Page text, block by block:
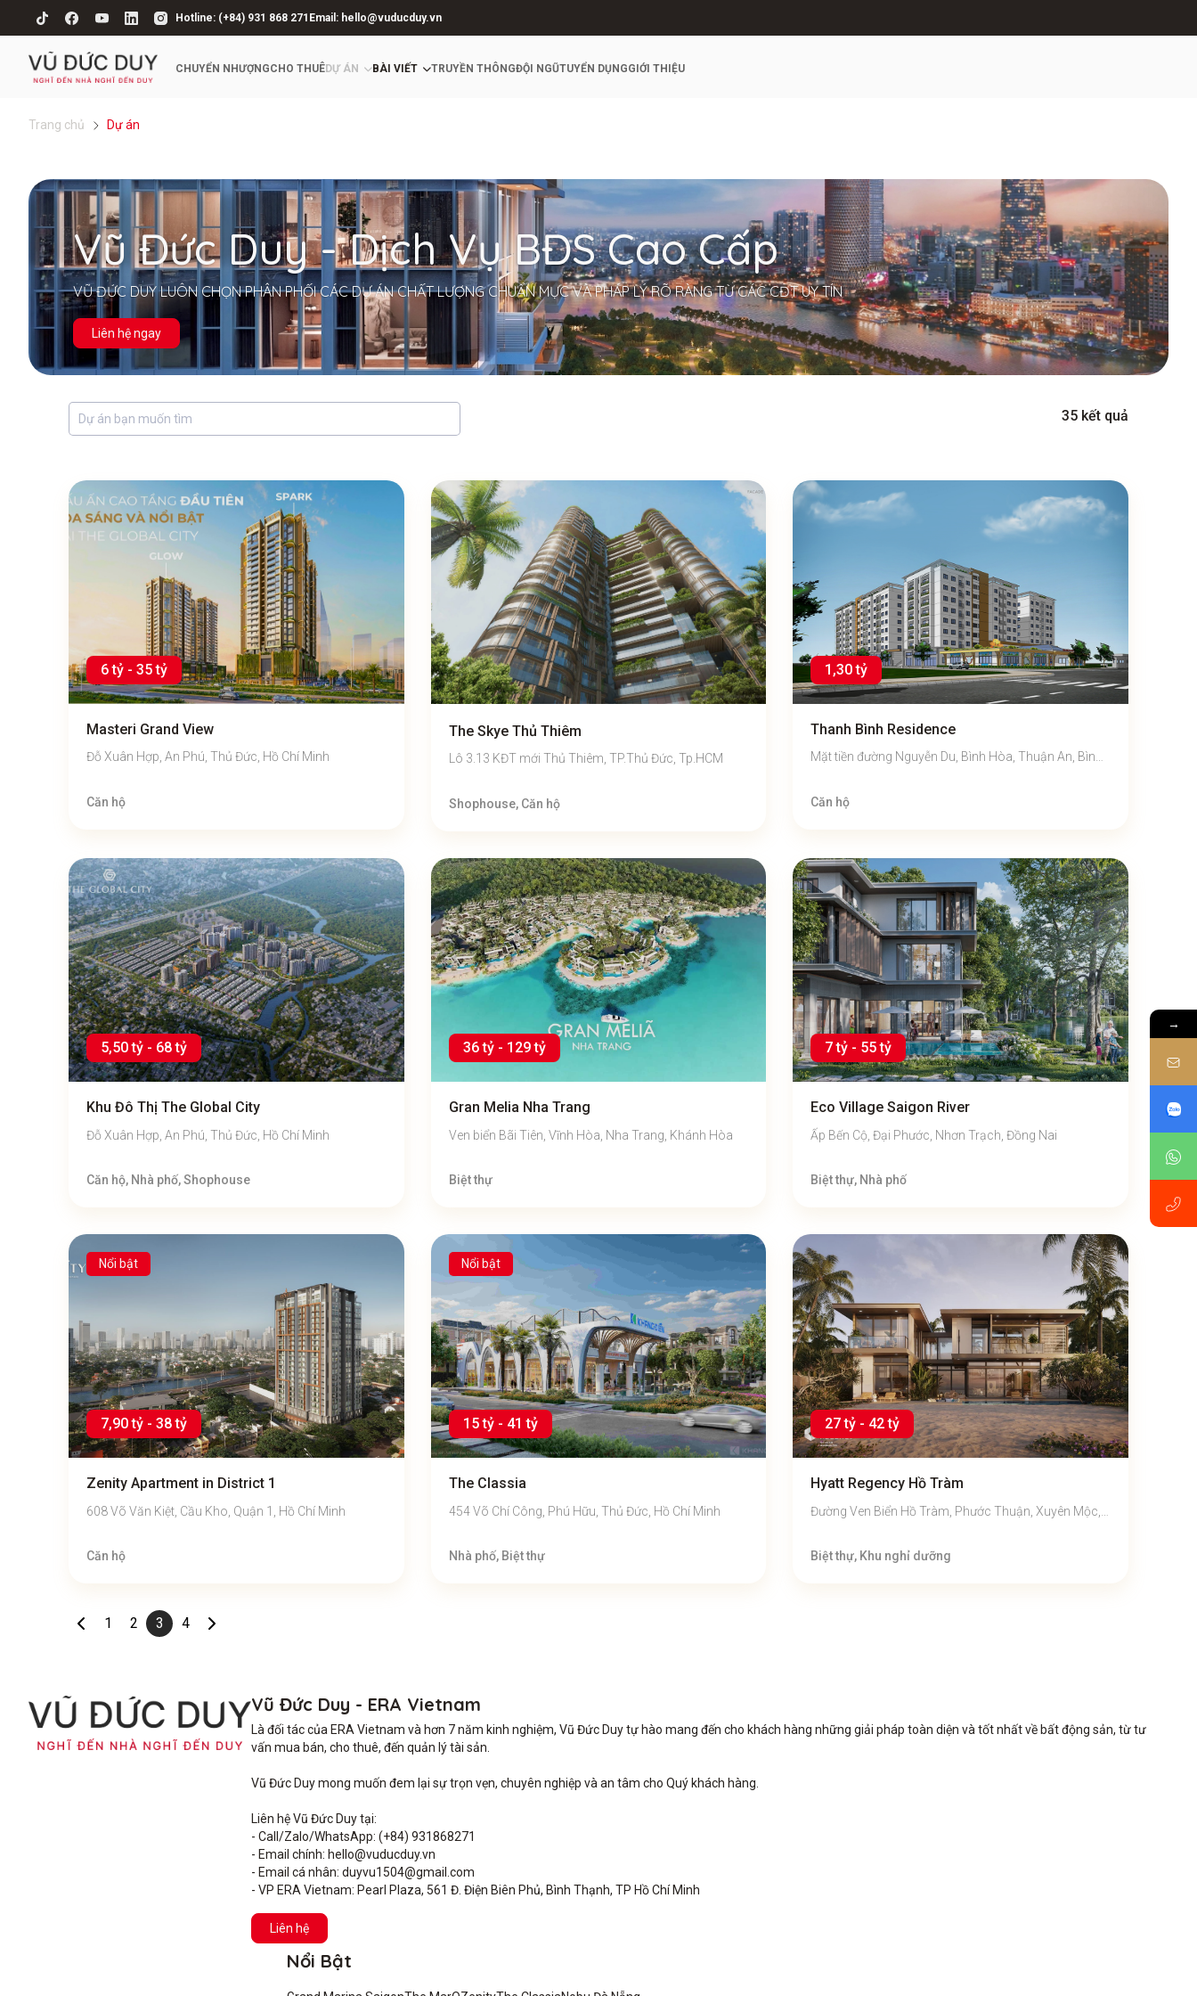
Hotline: (+84) 931 868 271 Email: hello@vuducduy.vn
CHUYỂN NHƯỢNGCHO THUÊDỰ ÁN BÀI VIẾT TRUYỀN THÔNGĐỘI NGŨTUYỂN DỤNGGIỚI THIỆU
Trang chủ Dự án
Vũ Đức Duy - Dịch Vụ BĐS Cao Cấp
VŨ ĐỨC DUY LUÔN CHỌN PHÂN PHỐI CÁC DỰ ÁN CHẤT LƯỢNG CHUẨN MỰC VÀ PHÁP LÝ RÕ RÀNG TỪ CÁC CĐT UY TÍN
Liên hệ ngay
35 kết quả
6 tỷ - 35 tỷ
Masteri Grand View
Đỗ Xuân Hợp, An Phú, Thủ Đức, Hồ Chí Minh
Căn hộ
The Skye Thủ Thiêm
Lô 3.13 KĐT mới Thủ Thiêm, TP.Thủ Đức, Tp.HCM
Shophouse, Căn hộ
1,30 tỷ
Thanh Bình Residence
Mặt tiền đường Nguyễn Du, Bình Hòa, Thuận An, Bình
Căn hộ
5,50 tỷ - 68 tỷ
Khu Đô Thị The Global City
Đỗ Xuân Hợp, An Phú, Thủ Đức, Hồ Chí Minh
Căn hộ, Nhà phố, Shophouse
36 tỷ - 129 tỷ
Gran Melia Nha Trang
Ven biển Bãi Tiên, Vĩnh Hòa, Nha Trang, Khánh Hòa
Biệt thự
7 tỷ - 55 tỷ
Eco Village Saigon River
Ấp Bến Cộ, Đại Phước, Nhơn Trạch, Đồng Nai
Biệt thự, Nhà phố
Nổi bật
7,90 tỷ - 38 tỷ
Zenity Apartment in District 1
608 Võ Văn Kiệt, Cầu Kho, Quận 1, Hồ Chí Minh
Căn hộ
Nổi bật
15 tỷ - 41 tỷ
The Classia
454 Võ Chí Công, Phú Hữu, Thủ Đức, Hồ Chí Minh
Nhà phố, Biệt thự
27 tỷ - 42 tỷ
Hyatt Regency Hồ Tràm
Đường Ven Biển Hồ Tràm, Phước Thuận, Xuyên Mộc,
Biệt thự, Khu nghỉ dưỡng
1 2 3 4
Vũ Đức Duy - ERA Vietnam
Là đối tác của ERA Vietnam và hơn 7 năm kinh nghiệm, Vũ Đức Duy tự hào mang đến cho khách hàng những giải pháp toàn diện và tốt nhất về bất động sản, từ tư
vấn mua bán, cho thuê, đến quản lý tài sản.
Vũ Đức Duy mong muốn đem lại sự trọn vẹn, chuyên nghiệp và an tâm cho Quý khách hàng.
Liên hệ Vũ Đức Duy tại:
- Call/Zalo/WhatsApp: (+84) 931868271
- Email chính: hello@vuducduy.vn
- Email cá nhân: duyvu1504@gmail.com
- VP ERA Vietnam: Pearl Plaza, 561 Đ. Điện Biên Phủ, Bình Thạnh, TP Hồ Chí Minh
Liên hệ
Nổi Bật
→